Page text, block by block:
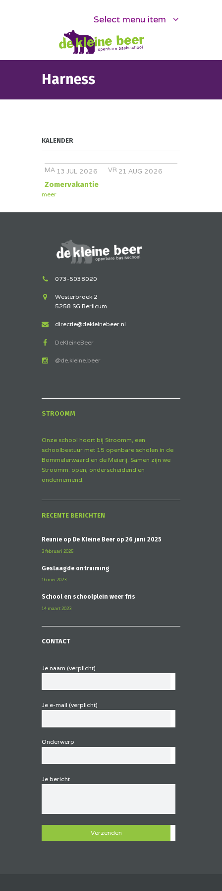
Select menu item
Harness
KALENDER
MA 13 JUL 2026 VR 21 AUG 2026
Zomervakantie
meer
073-5038020
Westerbroek 2
5258 SG Berlicum
directie@dekleinebeer.nl
DeKleineBeer
@de.kleine.beer
STROOMM
Onze school hoort bij Stroomm, een
schoolbestuur met 15 openbare scholen in de
Bommelerwaard en de Meierij. Samen zijn we
Stroomm: open, onderscheidend en
ondernemend.
RECENTE BERICHTEN
Reünie op De Kleine Beer op 26 juni 2025
3 februari 2025
Geslaagde ontruiming
16 mei 2023
School en schoolplein weer fris
14 maart 2023
CONTACT
Je naam (verplicht)
Je e-mail (verplicht)
Onderwerp
Je bericht